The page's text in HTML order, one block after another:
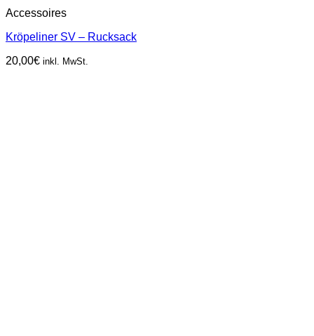
Accessoires
Kröpeliner SV – Rucksack
20,00€ inkl. MwSt.